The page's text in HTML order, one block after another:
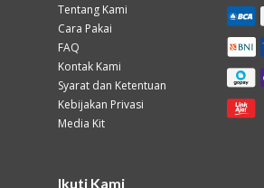
Tentang Kami
Cara Pakai
FAQ
Kontak Kami
Syarat dan Ketentuan
Kebijakan Privasi
Media Kit
Ikuti Kami